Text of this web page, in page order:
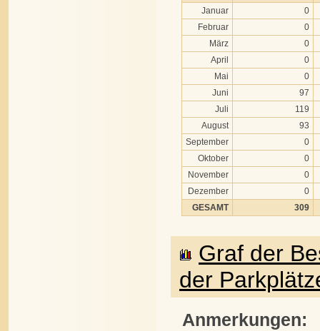
Januar
0
Februar
0
März
0
April
0
Mai
0
Juni
97
Juli
119
August
93
September
0
Oktober
0
November
0
Dezember
0
GESAMT
309
Graf der
der
Anmerkungen: